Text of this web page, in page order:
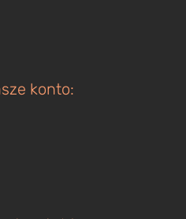
konto: